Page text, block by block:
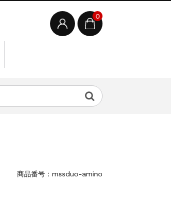
0
商品番号：mssduo-amino